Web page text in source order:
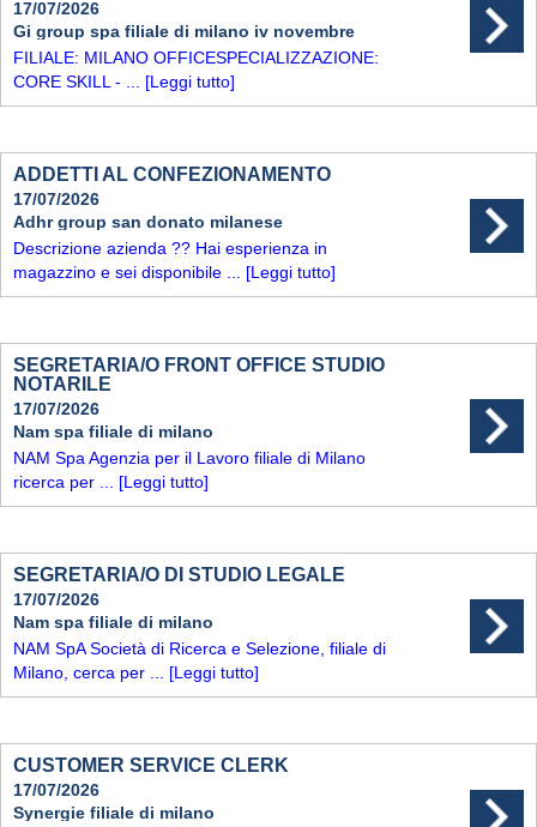
17/07/2026
Gi group spa filiale di milano iv novembre
FILIALE: MILANO OFFICESPECIALIZZAZIONE:
CORE SKILL - ... [Leggi tutto]
ADDETTI AL CONFEZIONAMENTO
17/07/2026
Adhr group san donato milanese
Descrizione azienda ?? Hai esperienza in
magazzino e sei disponibile ... [Leggi tutto]
SEGRETARIA/O FRONT OFFICE STUDIO
NOTARILE
17/07/2026
Nam spa filiale di milano
NAM Spa Agenzia per il Lavoro filiale di Milano
ricerca per ... [Leggi tutto]
SEGRETARIA/O DI STUDIO LEGALE
17/07/2026
Nam spa filiale di milano
NAM SpA Società di Ricerca e Selezione, filiale di
Milano, cerca per ... [Leggi tutto]
CUSTOMER SERVICE CLERK
17/07/2026
Synergie filiale di milano